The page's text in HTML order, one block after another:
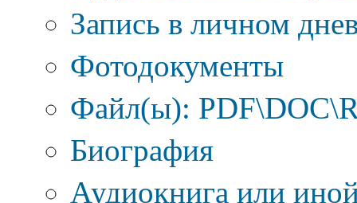
Запись в личном
Фотодокументы
Файл(ы):
Биография
Аудиокнига или